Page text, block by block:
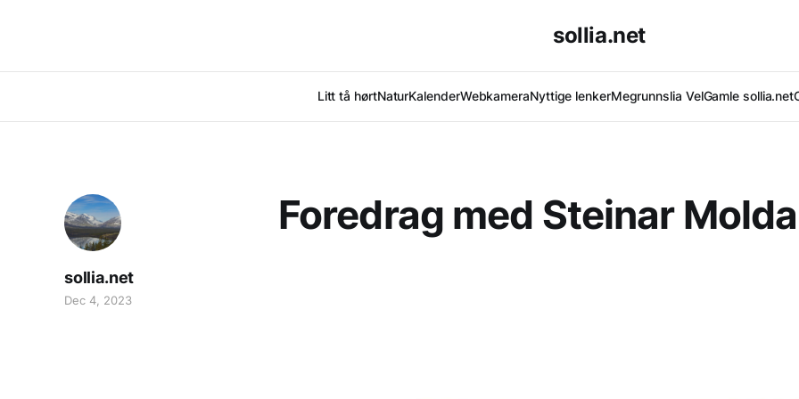
sollia.net
Litt tå hørtNaturKalenderWebkameraNyttige lenkerMegrunnslia VelGamle sollia.net
Foredrag med Steinar
sollia.net
Dec 4, 2023